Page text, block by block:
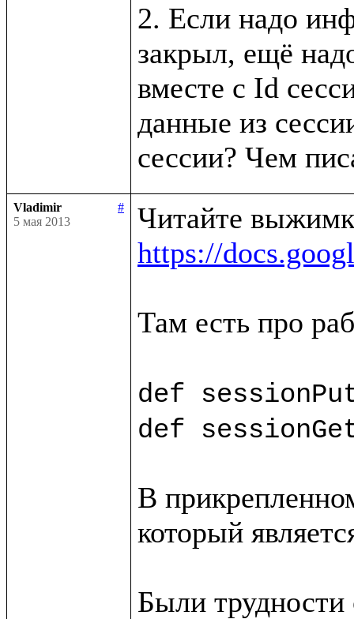
2. Если надо
закрыл, ещё
вместе с Id
данные из
Vladimir
#
5 мая 2013
https://
Там есть про
def
def
В
который
Были трудности